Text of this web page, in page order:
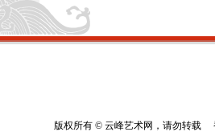
版权所有 © 云峰艺术网，请勿转载